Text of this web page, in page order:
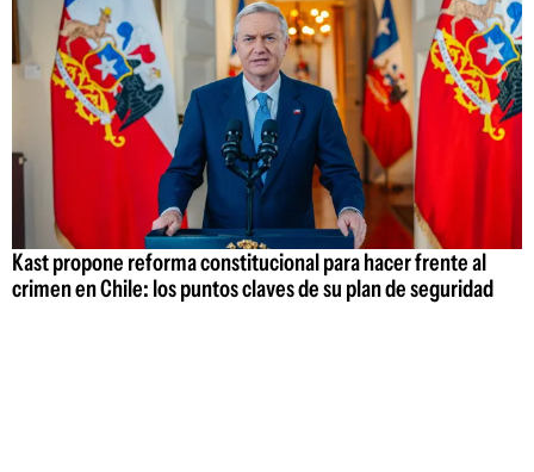
Kast propone reforma constitucional para hacer frente al
crimen en Chile: los puntos claves de su plan de seguridad